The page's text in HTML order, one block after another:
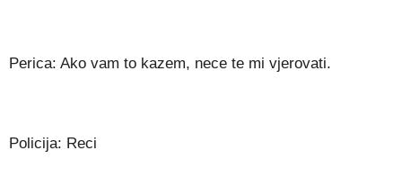
Perica: Ako vam to kazem, nece te mi vjerovati.
Policija: Reci